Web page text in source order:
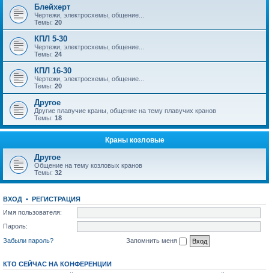
Блейхерт
Чертежи, электросхемы, общение...
Темы: 20
КПЛ 5-30
Чертежи, электросхемы, общение...
Темы: 24
КПЛ 16-30
Чертежи, электросхемы, общение...
Темы: 20
Другое
Другие плавучие краны, общение на тему плавучих кранов
Темы: 18
Краны козловые
Другое
Общение на тему козловых кранов
Темы: 32
ВХОД • РЕГИСТРАЦИЯ
Имя пользователя:
Пароль:
Забыли пароль?
Запомнить меня
КТО СЕЙЧАС НА КОНФЕРЕНЦИИ